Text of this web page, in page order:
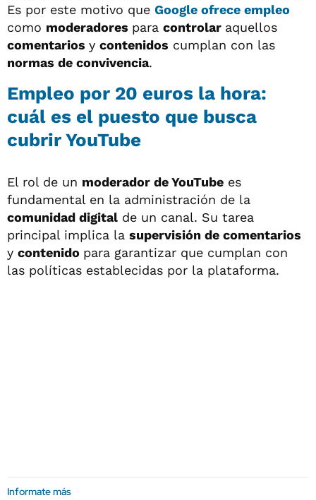
Es por este motivo que Google ofrece empleo
como moderadores para controlar aquellos
comentarios y contenidos cumplan con las
normas de convivencia.
Empleo por 20 euros la hora:
cuál es el puesto que busca
cubrir YouTube
El rol de un moderador de YouTube es
fundamental en la administración de la
comunidad digital de un canal. Su tarea
principal implica la supervisión de comentarios
y contenido para garantizar que cumplan con
las políticas establecidas por la plataforma.
Informate más